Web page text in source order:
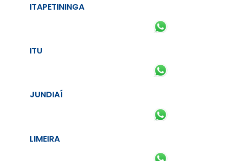
ITAPETININGA
ITU
JUNDIAÍ
LIMEIRA